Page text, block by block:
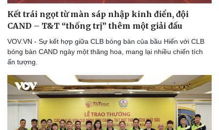
Ăn sạch sống khỏe
Kết trái ngọt từ màn sáp nhập kinh điển, đội
CAND – T&T “thống trị” thêm một giải đấu
VOV.VN - Sự kết hợp giữa CLB bóng bàn của bầu Hiển với CLB
bóng bàn CAND ngày một thăng hoa, mang lại nhiều chiến tích
ấn tượng.